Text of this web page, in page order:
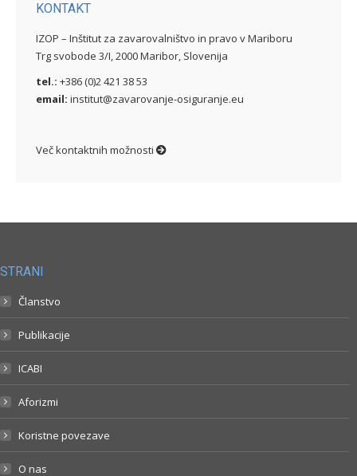
KONTAKT
IZOP – Inštitut za zavarovalništvo in pravo v Mariboru
Trg svobode 3/I, 2000 Maribor, Slovenija
tel.: +386 (0)2 421 38 53
email: institut@zavarovanje-osiguranje.eu
Več kontaktnih možnosti
STRANI
Članstvo
Publikacije
ICABI
Aforizmi
Koristne povezave
O nas